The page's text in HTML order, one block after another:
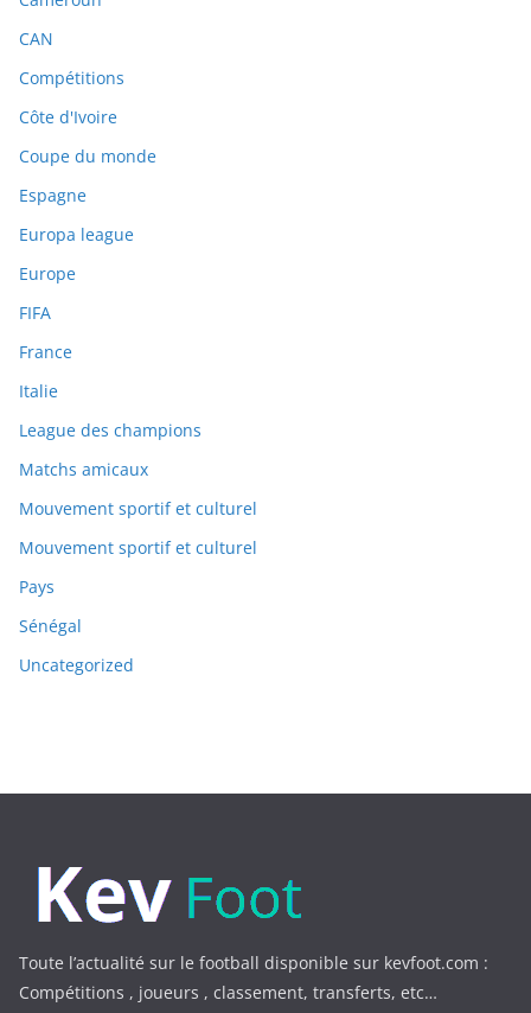
CAN
Compétitions
Côte d'Ivoire
Coupe du monde
Espagne
Europa league
Europe
FIFA
France
Italie
League des champions
Matchs amicaux
Mouvement sportif et culturel
Mouvement sportif et culturel
Pays
Sénégal
Uncategorized
Toute l’actualité sur le football disponible sur kevfoot.com :
Compétitions , joueurs , classement, transferts, etc…